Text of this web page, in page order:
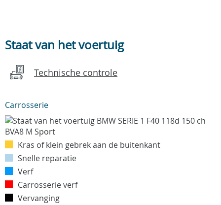
Staat van het voertuig
Technische controle
Carrosserie
Kras of klein gebrek aan de buitenkant
Snelle reparatie
Verf
Carrosserie verf
Vervanging